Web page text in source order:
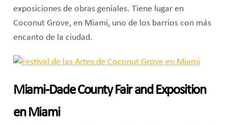
exposiciones de obras geniales. Tiene lugar en
Coconut Grove, en Miami, uno de los barrios con más
encanto de la ciudad.
Miami-Dade County Fair and Exposition
en Miami